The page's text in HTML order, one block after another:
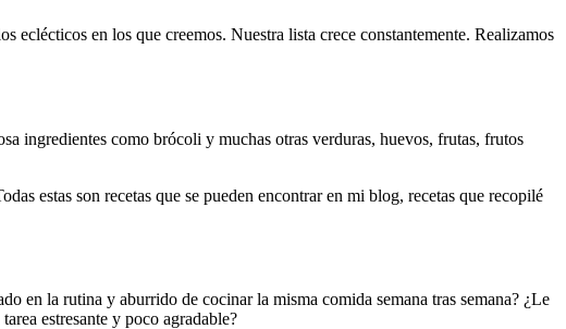
en los que creemos. Nuestra lista crece constantemente. Realizamos
ingredientes como brócoli y muchas otras verduras, huevos, frutas, frutos
estas son recetas que se pueden encontrar en mi blog, recetas que recopilé
en la rutina y aburrido de cocinar la misma comida semana tras semana? ¿Le
estresante y poco agradable?